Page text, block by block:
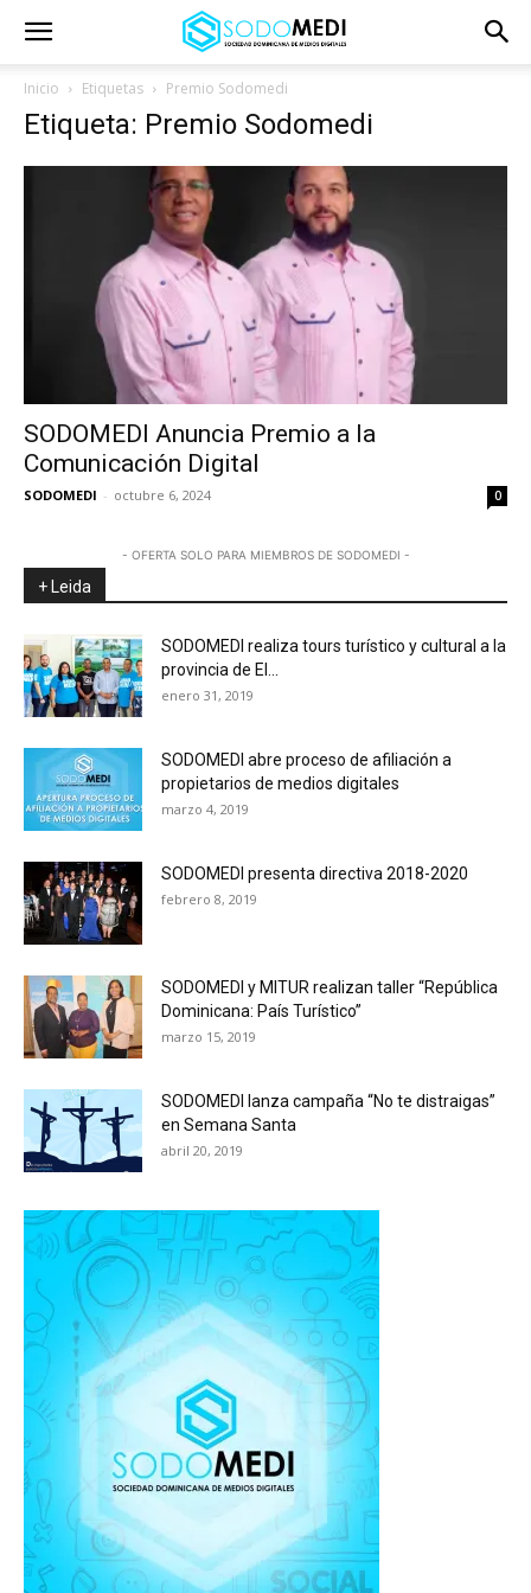
Inicio Etiquetas Premio Sodomedi
Etiqueta: Premio Sodomedi
SODOMEDI Anuncia Premio a la
Comunicación Digital
SODOMEDI - octubre 6, 2024 0
- OFERTA SOLO PARA MIEMBROS DE SODOMEDI -
+ Leida
SODOMEDI realiza tours turístico y cultural a la
provincia de El...
enero 31, 2019
SODOMEDI abre proceso de afiliación a
propietarios de medios digitales
marzo 4, 2019
SODOMEDI presenta directiva 2018-2020
febrero 8, 2019
SODOMEDI y MITUR realizan taller “República
Dominicana: País Turístico”
marzo 15, 2019
SODOMEDI lanza campaña “No te distraigas”
en Semana Santa
abril 20, 2019